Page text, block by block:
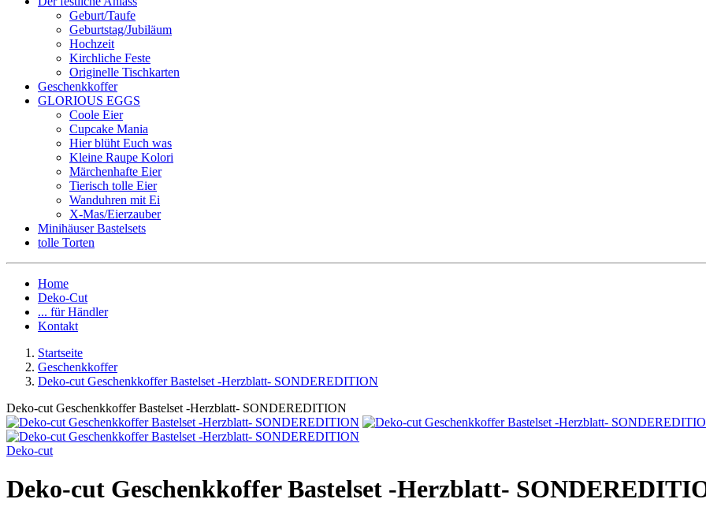
Geburt/Taufe
Geburtstag/Jubiläum
Hochzeit
Kirchliche Feste
Originelle Tischkarten
Geschenkkoffer
GLORIOUS EGGS
Coole Eier
Cupcake Mania
Hier blüht Euch was
Kleine Raupe Kolori
Märchenhafte Eier
Tierisch tolle Eier
Wanduhren mit Ei
X-Mas/Eierzauber
Minihäuser Bastelsets
tolle Torten
Home
Deko-Cut
... für Händler
Kontakt
Startseite
Geschenkkoffer
Deko-cut Geschenkkoffer Bastelset -Herzblatt- SONDEREDITION
Deko-cut Geschenkkoffer Bastelset -Herzblatt- SONDEREDITION
Deko-cut
Deko-cut Geschenkkoffer Bastelset -Herzblatt-